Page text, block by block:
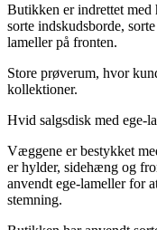
Butikken er indrettet
sorte indskudsborde,
lameller på fronten.
Store prøverum, hvor
kollektioner.
Hvid salgsdisk med ege-
Væggene er bestykket
er hylder, sidehæng og
anvendt ege-lameller for
stemning.